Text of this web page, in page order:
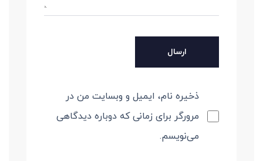
ذخیره نام، ایمیل و وبسایت من در
مرورگر برای زمانی که دوباره دیدگاهی
می‌نویسم.